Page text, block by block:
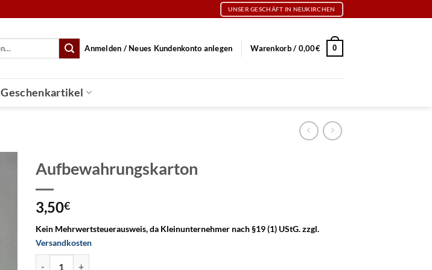
UNSER GESCHÄFT IN NEUKIRCHEN
Anmelden / Neues Kundenkonto anlegen Warenkorb / 0,00€ 0
Geschenkartikel
Aufbewahrungskarton
3,50€
Kein Mehrwertsteuerausweis, da Kleinunternehmer nach §19 (1) UStG.zzgl.
Versandkosten